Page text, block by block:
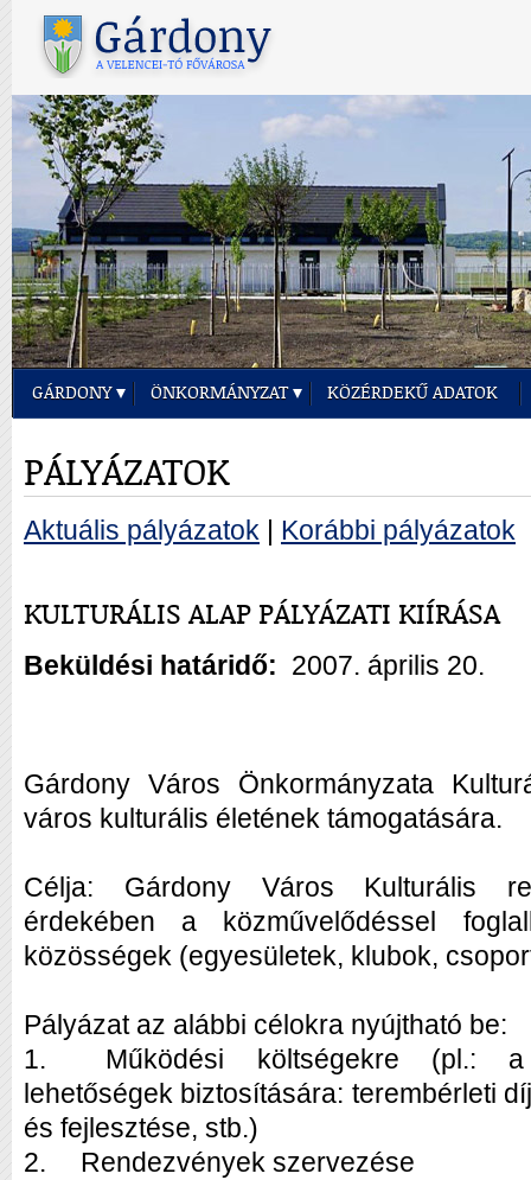
GÁRDONY ÖNKORMÁNYZAT KÖZÉRDEKŰ ADATOK
PÁLYÁZATOK
Aktuális pályázatok Korábbi pályázatok
KULTURÁLIS ALAP PÁLYÁZATI KIÍRÁSA
Beküldési határidő: 2007. április 20.
Gárdony Város Önkormányzata
város kulturális életének támogatására.
Célja: Gárdony Város Kulturális
érdekében a közművelődéssel
közösségek (egyesületek, klubok,
Pályázat az alábbi célokra nyújtható be:
1.
Működési költségekre (pl.:
lehetőségek biztosítására: terembérleti
és fejlesztése, stb.)
2.
Rendezvények szervezése